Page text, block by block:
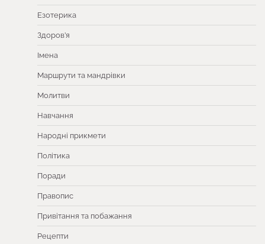
Езотерика
Здоров’я
Імена
Маршрути та мандрівки
Молитви
Навчання
Народні прикмети
Політика
Поради
Правопис
Привітання та побажання
Рецепти